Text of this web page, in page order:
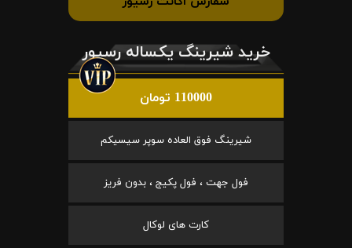
خرید شیرینگ یکساله رسیور
110000 تومان
شیرینگ فوق العاده سوپر سیسیکم
فول جهت ، فول پکیج ، بدون فریز
کارت های لوکال